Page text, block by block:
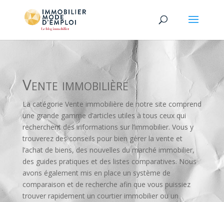
Vente immobilière
La catégorie Vente immobilière de notre site comprend
une grande gamme d’articles utiles à tous ceux qui
recherchent des informations sur l’immobilier. Vous y
trouverez des conseils pour bien gérer la vente et
l’achat de biens, des nouvelles du marché immobilier,
des guides pratiques et des listes comparatives. Nous
avons également mis en place un système de
comparaison et de recherche afin que vous puissiez
trouver rapidement un courtier immobilier ou un